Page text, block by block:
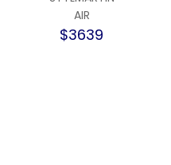
AIR
$3639